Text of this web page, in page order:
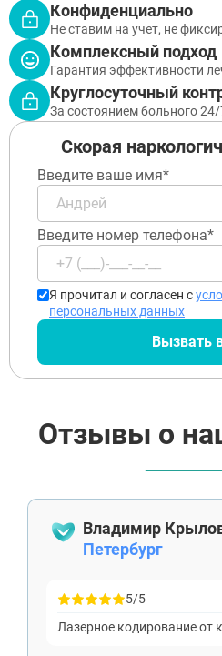
Конфиденциально
Не ставим на учет, не
Комплексный подход
Гарантия эффективности
Круглосуточный
За состоянием больного
Скорая
Введите ваше имя*
Введите номер телефона*
Я прочитал и согласен с
персональных данных
Вызвать
Отзывы о
Владимир
Петербург
5/5
Лазерное кодирование от